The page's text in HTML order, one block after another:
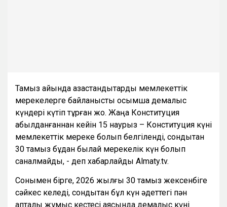
Тамыз айында қазақстандықтарды мемлекеттік
мерекелерге байланысты қосымша демалыс
күндері күтіп тұрған жоқ. Жаңа Конституция
қабылданғаннан кейін 15 наурыз – Конституция күні
мемлекеттік мереке болып белгіленді, сондықтан
30 тамыз бұдан былай мерекелік күн болып
саналмайды, - деп хабарлайды Almaty.tv.
Сонымен бірге, 2026 жылғы 30 тамыз жексенбіге
сәйкес келеді, сондықтан бұл күн әдеттегі пән
апталық жұмыс кестесі аясында демалыс күні